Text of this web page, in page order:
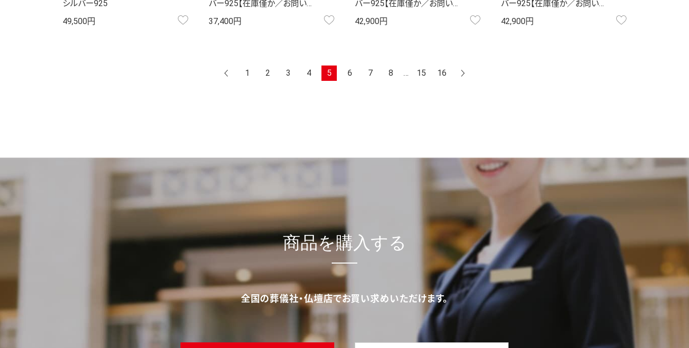
シルバー925
49,500円
お気に入り
バー925【在庫僅か／お問い…
37,400円
お気に入り
バー925【在庫僅か／お問い…
42,900円
お気に入り
バー925【在庫僅か／お問い…
42,900円
1 2 3 4 5 6 7 8 … 15 16
商品を購入する
全国の葬儀社・仏壇店でお買い求めいただけます。